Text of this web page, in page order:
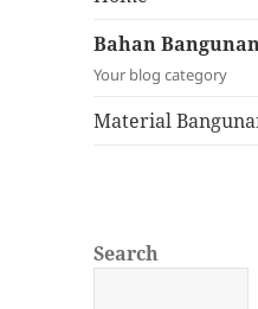
Bahan
Your blog category
Material
Search